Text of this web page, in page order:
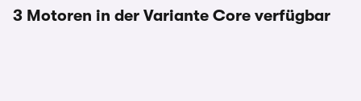
3 Motoren in der Variante Core verfügbar